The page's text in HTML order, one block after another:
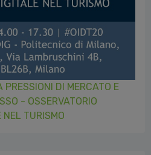
DI MERCATO E
- OSSERVATORIO
NEL TURISMO